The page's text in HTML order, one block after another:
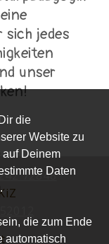
die
Website zu
auf Deinem
Daten
die zum Ende
automatisch
jedes
unser
72848